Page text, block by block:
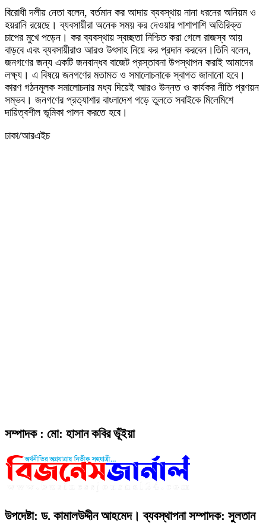
বিরোধী দলীয় নেতা বলেন, বর্তমান কর আদায় ব্যবস্থায় নানা ধরনের অনিয়ম ও
হয়রানি রয়েছে। ব্যবসায়ীরা অনেক সময় কর দেওয়ার পাশাপাশি অতিরিক্ত
চাপের মুখে পড়েন। কর ব্যবস্থায় স্বচ্ছতা নিশ্চিত করা গেলে রাজস্ব আয়
বাড়বে এবং ব্যবসায়ীরাও আরও উৎসাহ নিয়ে কর প্রদান করবেন।তিনি বলেন,
জনগণের জন্য একটি জনবান্ধব বাজেট প্রস্তাবনা উপস্থাপন করাই আমাদের
লক্ষ্য। এ বিষয়ে জনগণের মতামত ও সমালোচনাকে স্বাগত জানানো হবে।
কারণ গঠনমূলক সমালোচনার মধ্য দিয়েই আরও উন্নত ও কার্যকর নীতি প্রণয়ন
সম্ভব। জনগণের প্রত্যাশার বাংলাদেশ গড়ে তুলতে সবাইকে মিলেমিশে
দায়িত্বশীল ভূমিকা পালন করতে হবে।
ঢাকা/আরএইচ
সম্পাদক : মো: হাসান কবির ভূঁইয়া
উপদেষ্টা: ড. কামালউদ্দীন আহমেদ। ব্যবস্থাপনা সম্পাদক: সুলতান